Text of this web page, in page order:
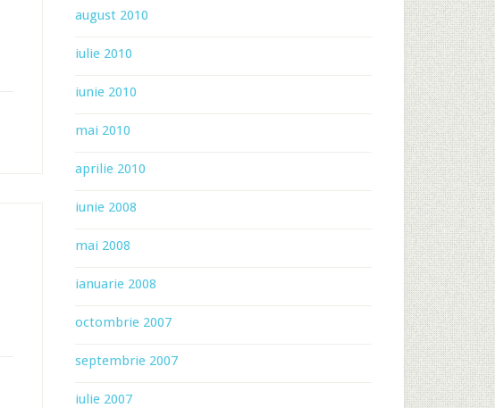
august 2010
iulie 2010
iunie 2010
mai 2010
aprilie 2010
iunie 2008
mai 2008
ianuarie 2008
octombrie 2007
septembrie 2007
iulie 2007